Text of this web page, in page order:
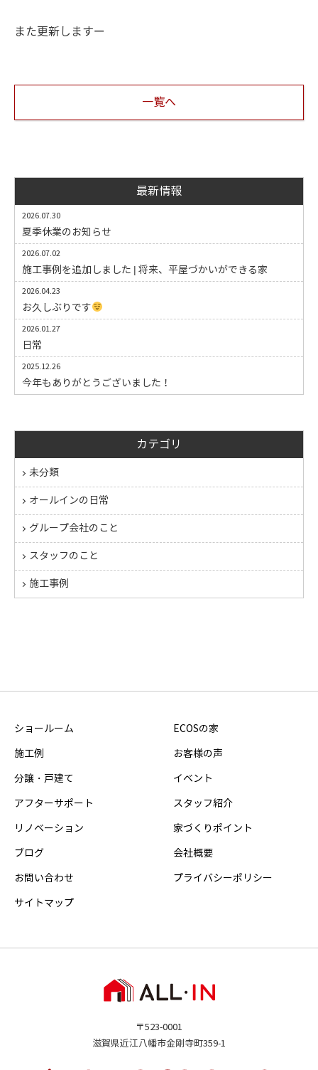
また更新しますー
一覧へ
最新情報
2026.07.30
夏季休業のお知らせ
2026.07.02
施工事例を追加しました | 将来、平屋づかいができる家
2026.04.23
お久しぶりです
2026.01.27
日常
2025.12.26
今年もありがとうございました！
カテゴリ
未分類
オールインの日常
グループ会社のこと
スタッフのこと
施工事例
ショールーム ECOSの家
施工例 お客様の声
分譲・戸建て イベント
アフターサポート スタッフ紹介
リノベーション 家づくりポイント
ブログ 会社概要
お問い合わせ プライバシーポリシー
サイトマップ
〒523-0001
滋賀県近江八幡市金剛寺町359-1